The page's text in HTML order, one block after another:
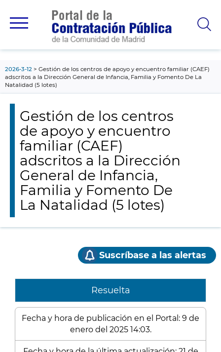
principal
2026-3-12
Gestión de los centros de apoyo y encuentro familiar (CAEF)
adscritos a la Dirección General de Infancia, Familia y Fomento De La
Natalidad (5 lotes)
Gestión de los centros
de apoyo y encuentro
familiar (CAEF)
adscritos a la Dirección
General de Infancia,
Familia y Fomento De
La Natalidad (5 lotes)
Suscríbase a las alertas
Resuelta
Fecha y hora de publicación en el Portal: 9 de
enero del 2025 14:03.